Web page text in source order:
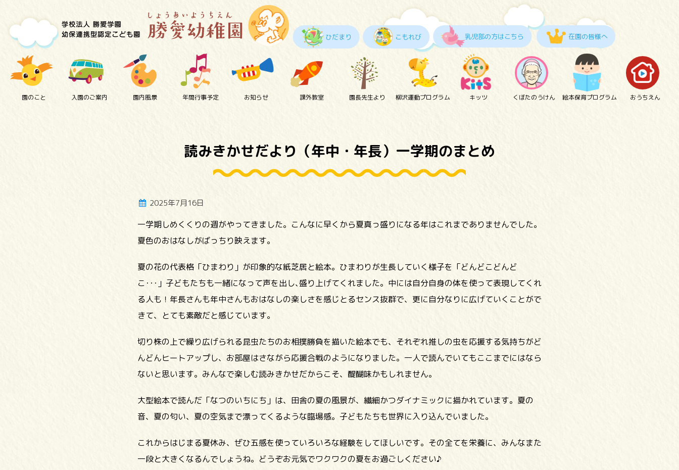
ひだまり こもれび 乳児部の方はこちら 在園の皆様へ
園のこと 入園のご案内 園内風景 年間行事予定 お知らせ 課外教室 園長先生より 柳沢運動プログラム キッツ くぼたのうけん 絵本保育プログラム おうちえん
読みきかせだより（年中・年長）一学期のまとめ
2025年7月16日
一学期しめくくりの週がやってきました。こんなに早くから夏真っ盛りになる年はこれまでありませんでした。
夏色のおはなしがばっちり映えます。
夏の花の代表格「ひまわり」が印象的な紙芝居と絵本。ひまわりが生長していく様子を「どんどこどんど
こ･･･」子どもたちも一緒になって声を出し､盛り上げてくれました。中には自分自身の体を使って表現してくれ
る人も！年長さんも年中さんもおはなしの楽しさを感じとるセンス抜群で、更に自分なりに広げていくことがで
きて、とても素敵だと感じています。
切り株の上で繰り広げられる昆虫たちのお相撲勝負を描いた絵本でも、それぞれ推しの虫を応援する気持ちがど
んどんヒートアップし、お部屋はさながら応援合戦のようになりました。一人で読んでいてもここまでにはなら
ないと思います。みんなで楽しむ読みきかせだからこそ、醍醐味かもしれません。
大型絵本で読んだ「なつのいちにち」は、田舎の夏の風景が、繊細かつダイナミックに描かれています。夏の
音、夏の匂い、夏の空気まで漂ってくるような臨場感。子どもたちも世界に入り込んでいました。
これからはじまる夏休み、ぜひ五感を使っていろいろな経験をしてほしいです。その全てを栄養に、みんなまた
一段と大きくなるんでしょうね。どうぞお元気でワクワクの夏をお過ごしください♪